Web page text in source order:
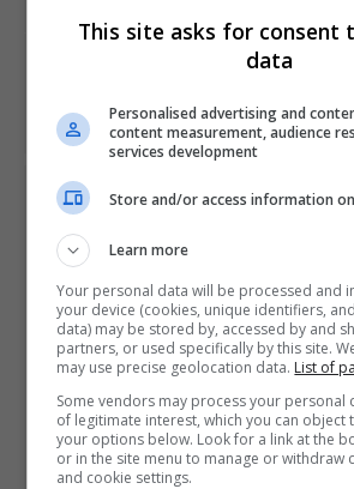
NEXT ARTICLE
Ghosts 'n Goblins
ÚLTIMAS NOTÍCIAS
Apresentação de Grand Theft
marcada para o final do mês,
na Netflix e YouTube
This site asks for consent
data
Personalised advertising and
content measurement, audience
services development
Store and/or access information
Learn more
Your personal data will be processed and
your device (cookies, unique identifiers,
data) may be stored by, accessed by and
partners, or used specifically by this site.
may use precise geolocation data. List of
Some vendors may process your personal
of legitimate interest, which you can object
your options below. Look for a link at the
or in the site menu to manage or withdraw
and cookie settings.